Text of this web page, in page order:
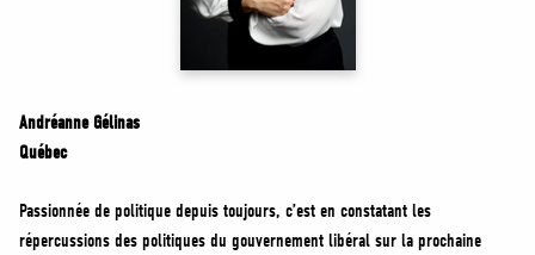
BOUTIQUE
Andréanne Gélinas
Québec
Passionnée de politique depuis toujours, c’est en constatant les
répercussions des politiques du gouvernement libéral sur la prochaine